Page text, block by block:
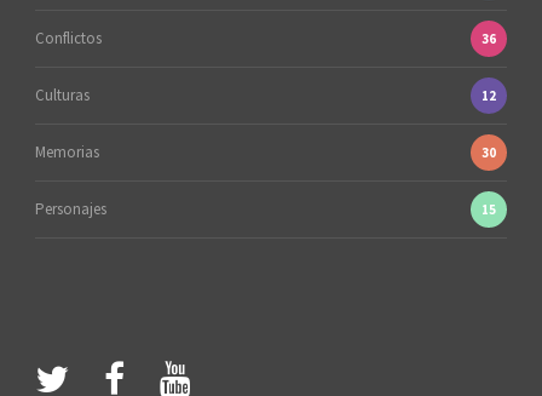
Conflictos 36
Culturas 12
Memorias 30
Personajes 15